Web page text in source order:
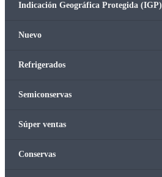
Indicación Geográfica Protegida (IGP)
Nuevo
Refrigerados
Semiconservas
Súper ventas
Conservas